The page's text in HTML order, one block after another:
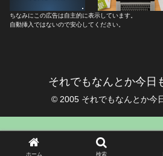
ちなみにこの広告は自主的に表示しています。
自動挿入ではないので安心してください。
それでもなんとか今日
© 2005 それでもなんとか今
ホーム 検索